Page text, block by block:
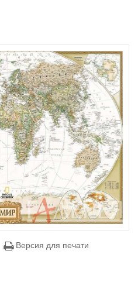
Версия для печати